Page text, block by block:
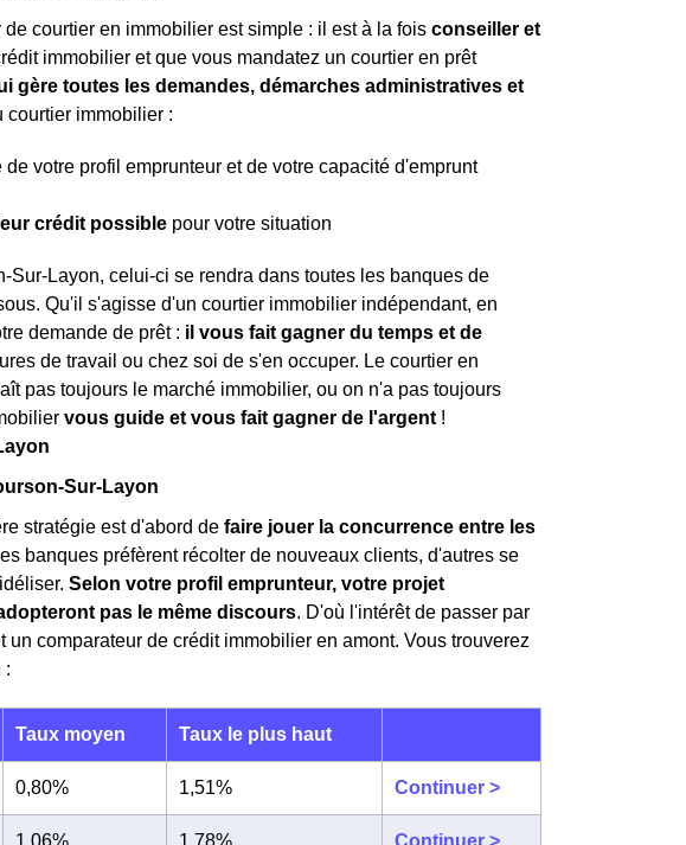
courtier en immobilier est simple : il est à la fois conseiller et
immobilier et que vous mandatez un courtier en prêt
gère toutes les demandes, démarches administratives et
courtier immobilier :
de votre profil emprunteur et de votre capacité d'emprunt
crédit possible pour votre situation
Layon, celui-ci se rendra dans toutes les banques de
Qu'il s'agisse d'un courtier immobilier indépendant, en
demande de prêt : il vous fait gagner du temps et de
de travail ou chez soi de s'en occuper. Le courtier en
pas toujours le marché immobilier, ou on n'a pas toujours
vous guide et vous fait gagner de l'argent !
Sur-Layon
stratégie est d'abord de faire jouer la concurrence entre les
banques préfèrent récolter de nouveaux clients, d'autres se
Selon votre profil emprunteur, votre projet
pas le même discours. D'où l'intérêt de passer par
comparateur de crédit immobilier en amont. Vous trouverez
:
Taux moyen Taux le plus haut
0,80% 1,51% Continuer >
1,06% 1,78% Continuer >